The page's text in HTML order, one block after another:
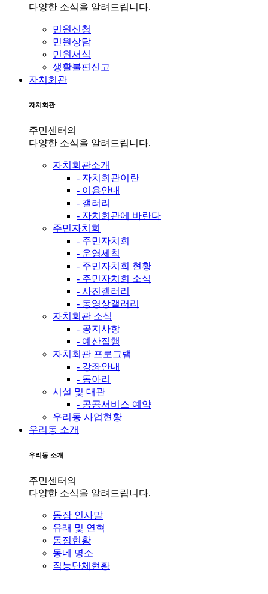
다양한 소식을 알려드립니다.
민원신청
민원상담
민원서식
생활불편신고
자치회관
자치회관
주민센터의
다양한 소식을 알려드립니다.
자치회관소개
- 자치회관이란
- 이용안내
- 갤러리
- 자치회관에 바란다
주민자치회
- 주민자치회
- 운영세칙
- 주민자치회 현황
- 주민자치회 소식
- 사진갤러리
- 동영상갤러리
자치회관 소식
- 공지사항
- 예산집행
자치회관 프로그램
- 강좌안내
- 동아리
시설 및 대관
- 공공서비스 예약
우리동 사업현황
우리동 소개
우리동 소개
주민센터의
다양한 소식을 알려드립니다.
동장 인사말
유래 및 연혁
동정현황
동네 명소
직능단체현황